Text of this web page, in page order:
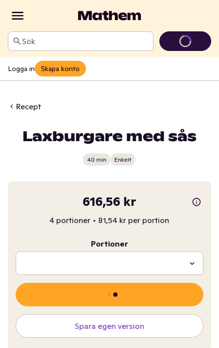
Sök
Logga in Skapa konto
Recept
Laxburgare med sås
40 min Enkelt
616,56 kr
4 portioner • 81,54 kr per portion
Portioner
Spara egen version